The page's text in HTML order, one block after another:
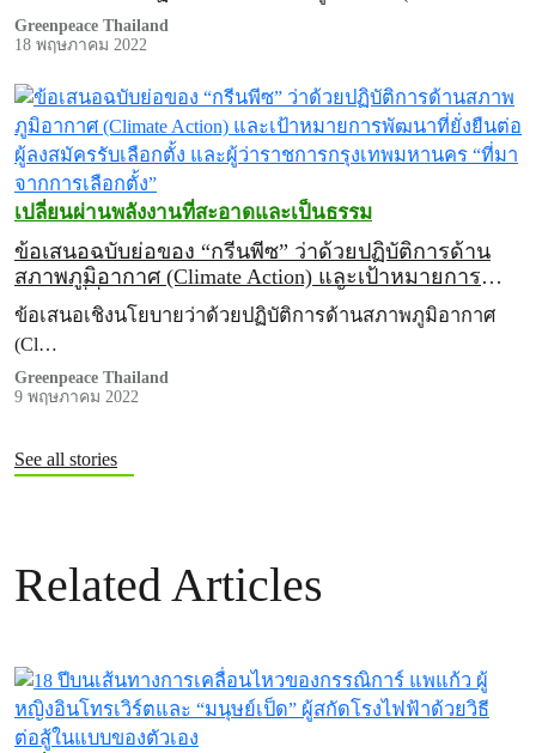
Greenpeace Thailand
18 พฤษภาคม 2022
เปลี่ยนผ่านพลังงานที่สะอาดและเป็นธรรม
ข้อเสนอฉบับย่อของ “กรีนพีซ” ว่าด้วยปฏิบัติการด้าน
สภาพภูมิอากาศ (Climate Action) และเป้าหมายการ
พัฒนาที่ยั่งยืนต่อผู้ลงสมัครรับเลือกตั้ง และผู้ว่าราชการ
กรุงเทพมหานคร “ที่มาจากการเลือกตั้ง”
ข้อเสนอเชิงนโยบายว่าด้วยปฏิบัติการด้านสภาพภูมิอากาศ
(Cl…
Greenpeace Thailand
9 พฤษภาคม 2022
See all stories
Related Articles